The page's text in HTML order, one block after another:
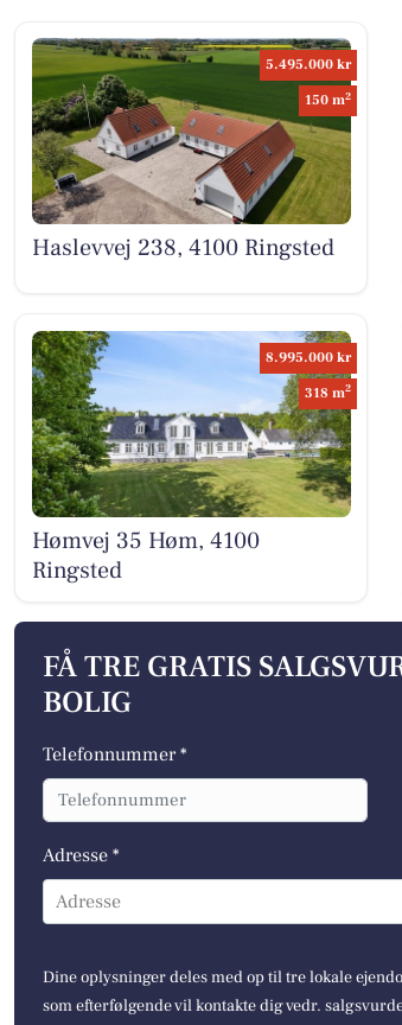
5.495.000 kr
150 m2
Haslevvej 238, 4100 Ringsted
8.995.000 kr
318 m2
Hømvej 35 Høm, 4100
Ringsted
FÅ TRE GRATIS
BOLIG
Telefonnummer *
Adresse *
Adresse
Dine oplysninger deles med op til tre lokale
som efterfølgende vil kontakte dig vedr.